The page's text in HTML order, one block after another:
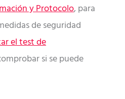
y Protocolo, para
de seguridad
el test de
si se puede